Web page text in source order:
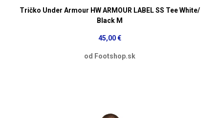
Tričko Under Armour HW ARMOUR LABEL SS Tee White/
Black M
45,00 €
od Footshop.sk